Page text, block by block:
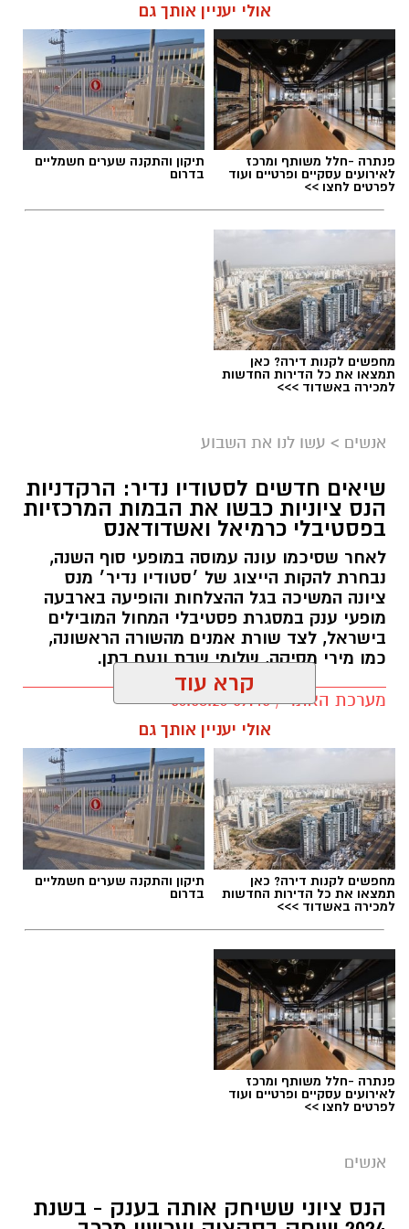
אולי יעניין אותך גם
פנתרה -חלל משותף ומרכז
לאירועים עסקיים ופרטיים ועוד
לפרטים לחצו >>
תיקון והתקנה שערים חשמליים
בדרום
מחפשים לקנות דירה? כאן
תמצאו את כל הדירות החדשות
למכירה באשדוד >>>
אנשים > עשו לנו את השבוע
שיאים חדשים לסטודיו נדיר: הרקדניות
הנס ציוניות כבשו את הבמות המרכזיות
בפסטיבלי כרמיאל ואשדודאנס
לאחר שסיכמו עונה עמוסה במופעי סוף השנה,
נבחרת להקות הייצוג של ׳סטודיו נדיר׳ מנס
ציונה המשיכה בגל ההצלחות והופיעה בארבעה
מופעי ענק במסגרת פסטיבלי המחול המובילים
בישראל, לצד שורת אמנים מהשורה הראשונה,
כמו מירי מסיקה, שלומי שבת ונעם בתן.
מערכת האתר / 09:45 06.08.26
תגים:סטודיו נדיר נס ציונה
פרטי
שיאים חדשים לסטודיו נדיר: הרקדניות הנס ציוניות
כבשו את הבמות המרכזיות בפסטיבלי כרמיאל
קרא עוד
אולי יעניין אותך גם
מחפשים לקנות דירה? כאן
תמצאו את כל הדירות החדשות
למכירה באשדוד >>>
תיקון והתקנה שערים חשמליים
בדרום
פנתרה -חלל משותף ומרכז
לאירועים עסקיים ופרטיים ועוד
לפרטים לחצו >>
אנשים
הנס ציוני ששיחק אותה בענק - בשנת